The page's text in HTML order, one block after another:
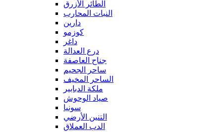
الطائر الأزرق
النبات المحارب
دارين
كوزمو
داغر
درع العدالة
جناح العاصفة
ساحر الجحيم
الساحر المخيف
ملكة الدبابير
صياد الوحوش
سونيا
التنين الأرضي
الدب العملاق